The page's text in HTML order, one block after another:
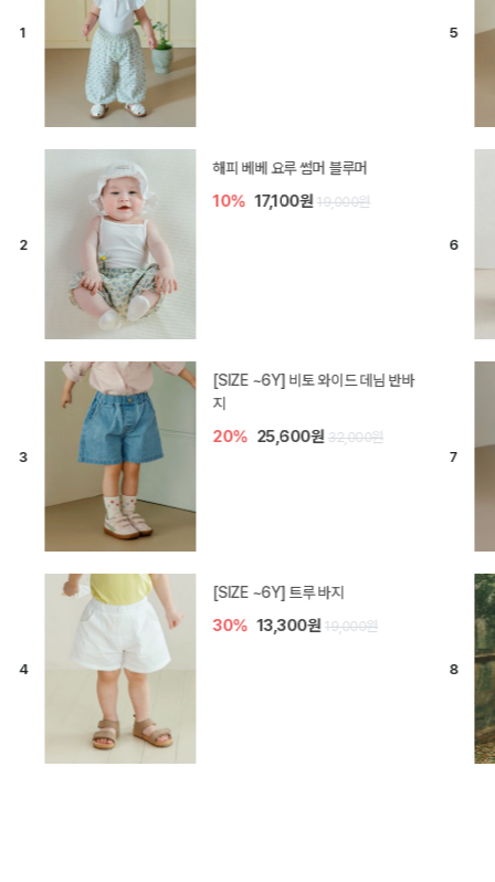
듀이 아기 바지
10% 17,100원 19,000원
[SIZE ~6Y] 라핀 카프리 팬츠
30%
엘로디 니트 아기 바지
20% 16,000원 20,000원